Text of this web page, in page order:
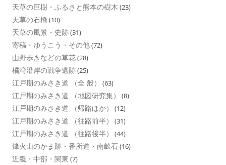
天草の巨樹・ふるさと熊本の樹木 (23)
天草の石橋 (10)
天草の風景・史跡(31)
寄稿・ゆうこう・その他(72)
山野歩きなどの草花(28)
橘湾沿岸の戦争遺跡(25)
江戸期のみさき道 （全 般） (63)
江戸期のみさき道 （地図研究集） (8)
江戸期のみさき道 （帰路ほか） (12)
江戸期のみさき道 （往路前半） (31)
江戸期のみさき道 （往路後半） (44)
烽火山のかま跡・番所道・南畝石(16)
近畿・中部・関東 (7)